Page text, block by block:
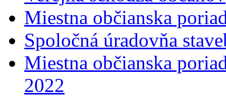
Miestna občianska
Spoločná úradovňa
Miestna občianska
2022